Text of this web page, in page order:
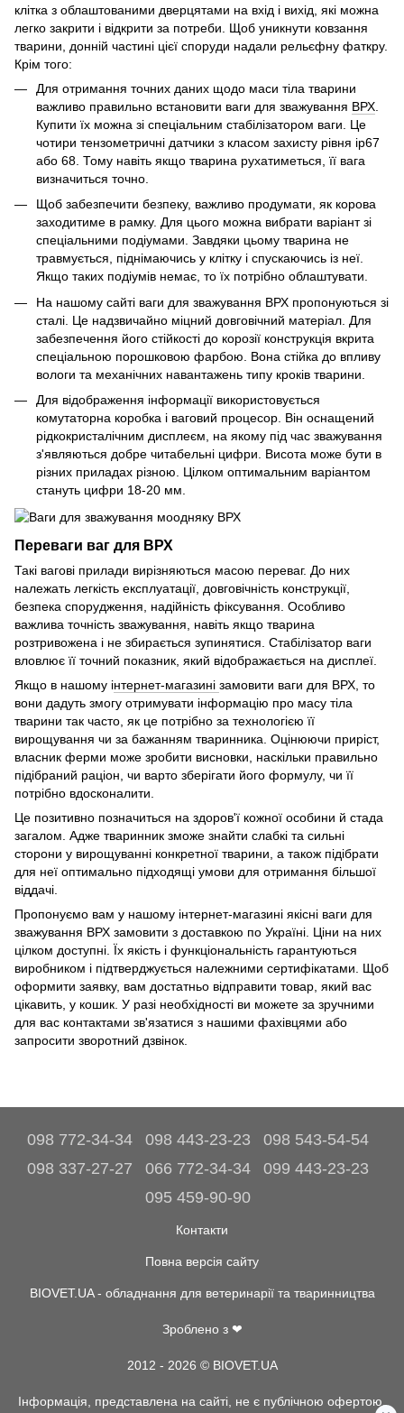
клітка з облаштованими дверцятами на вхід і вихід, які можна
легко закрити і відкрити за потреби. Щоб уникнути ковзання
тварини, донній частині цієї споруди надали рельєфну фаткру.
Крім того:
Для отримання точних даних щодо маси тіла тварини
важливо правильно встановити ваги для зважування ВРХ
Купити їх можна зі спеціальним стабілізатором ваги. Це
чотири тензометричні датчики з класом захисту рівня ip67
або 68. Тому навіть якщо тварина рухатиметься, її вага
визначиться точно.
Щоб забезпечити безпеку, важливо продумати, як корова
заходитиме в рамку. Для цього можна вибрати варіант зі
спеціальними подіумами. Завдяки цьому тварина не
травмується, піднімаючись у клітку і спускаючись із неї.
Якщо таких подіумів немає, то їх потрібно облаштувати.
На нашому сайті ваги для зважування ВРХ пропонуються зі
сталі. Це надзвичайно міцний довговічний матеріал. Для
забезпечення його стійкості до корозії конструкція вкрита
спеціальною порошковою фарбою. Вона стійка до впливу
вологи та механічних навантажень типу кроків тварини.
Для відображення інформації використовується
комутаторна коробка і ваговий процесор. Він оснащений
рідкокристалічним дисплеєм, на якому під час зважування
з'являються добре читабельні цифри. Висота може бути в
різних приладах різною. Цілком оптимальним варіантом
стануть цифри 18-20 мм.
Переваги ваг для ВРХ
Такі вагові прилади вирізняються масою переваг. До них
належать легкість експлуатації, довговічність конструкції,
безпека спорудження, надійність фіксування. Особливо
важлива точність зважування, навіть якщо тварина
розтривожена і не збирається зупинятися. Стабілізатор ваги
вловлює її точний показник, який відображається на дисплеї.
Якщо в нашому інтернет-магазині замовити ваги для ВРХ, то
вони дадуть змогу отримувати інформацію про масу тіла
тварини так часто, як це потрібно за технологією її
вирощування чи за бажанням тваринника. Оцінюючи приріст,
власник ферми може зробити висновки, наскільки правильно
підібраний раціон, чи варто зберігати його формулу, чи її
потрібно вдосконалити.
Це позитивно позначиться на здоров'ї кожної особини й стада
загалом. Адже тваринник зможе знайти слабкі та сильні
сторони у вирощуванні конкретної тварини, а також підібрати
для неї оптимально підходящі умови для отримання більшої
віддачі.
Пропонуємо вам у нашому інтернет-магазині якісні ваги для
зважування ВРХ замовити з доставкою по Україні. Ціни на них
цілком доступні. Їх якість і функціональність гарантуються
виробником і підтверджується належними сертифікатами. Щоб
оформити заявку, вам достатньо відправити товар, який вас
цікавить, у кошик. У разі необхідності ви можете за зручними
для вас контактами зв'язатися з нашими фахівцями або
запросити зворотний дзвінок.
098 772-34-34 098 443-23-23
098 543-54-54
098 337-27-27
066 772-34-34
099 443-23-23
095 459-90-90
Контакти
Повна версія сайту
BIOVET.UA - обладнання для ветеринарії та тваринництва
Зроблено з ❤
2012 - 2026 © BIOVET.UA
Інформація, представлена на сайті, не є публічною офертою.